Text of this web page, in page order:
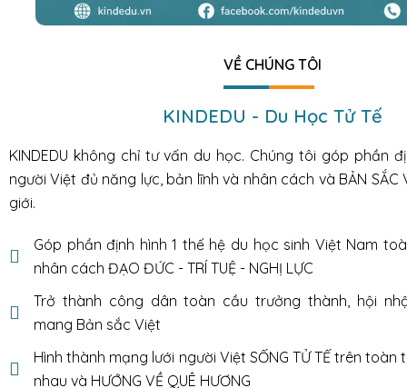
VỀ CHÚNG TÔI
KINDEDU - Du Học Tử Tế
KINDEDU không chỉ tư vấn du học. Chúng tôi góp phần
người Việt đủ năng lực, bản lĩnh và nhân cách và BẢN SẮC
giới.
Góp phần định hình 1 thế hệ du học sinh Việt Nam
nhân cách ĐẠO ĐỨC - TRÍ TUỆ - NGHỊ LỰC
Trở thành công dân toàn cầu trưởng thành, hội
mang Bản sắc Việt
Hình thành mạng lưới người Việt SỐNG TỬ TẾ trên toàn
nhau và HƯỚNG VỀ QUÊ HƯƠNG